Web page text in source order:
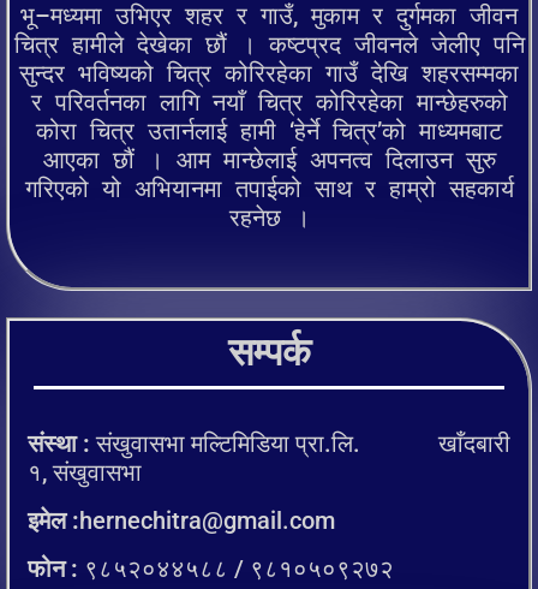
भू–मध्यमा उभिएर शहर र गाउँ, मुकाम र दुर्गमका जीवन
चित्र हामीले देखेका छौं । कष्टप्रद जीवनले जेलीए पनि
सुन्दर भविष्यको चित्र कोरिरहेका गाउँ देखि शहरसम्मका
र परिवर्तनका लागि नयाँ चित्र कोरिरहेका मान्छेहरुको
कोरा चित्र उतार्नलाई हामी ‘हेर्ने चित्र’को माध्यमबाट
आएका छौं । आम मान्छेलाई अपनत्व दिलाउन सुरु
गरिएको यो अभियानमा तपाईको साथ र हाम्रो सहकार्य
रहनेछ ।
सम्पर्क
संस्था : संखुवासभा मल्टिमिडिया प्रा.लि. खाँदबारी
१, संखुवासभा
इमेल :hernechitra@gmail.com
फोन : ९८५२०४४५८८ / ९८१०५०९२७२